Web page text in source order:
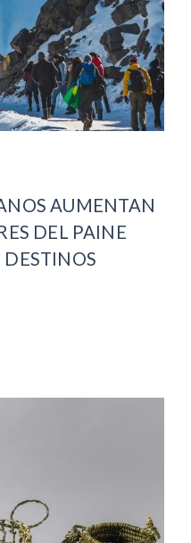
AUMENTAN
DEL PAINE
DESTINOS